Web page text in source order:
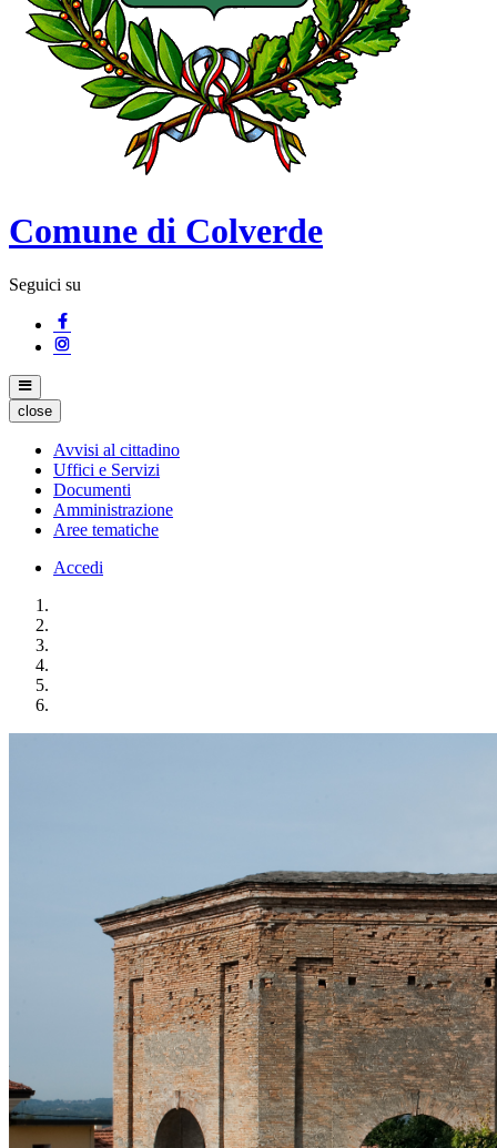
Comune di Colverde
Seguici su
close
Avvisi al cittadino
Uffici e Servizi
Documenti
Amministrazione
Aree tematiche
Accedi